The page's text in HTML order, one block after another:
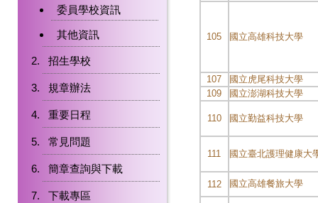
委員學校資訊
其他資訊
招生學校
規章辦法
重要日程
常見問題
簡章查詢與下載
下載專區
105 國立高雄科技大學
107
國立虎尾科技大學
109
國立澎湖科技大學
110 國立勤益科技大學
111 國立臺北護理健康大
112 國立高雄餐旅大學